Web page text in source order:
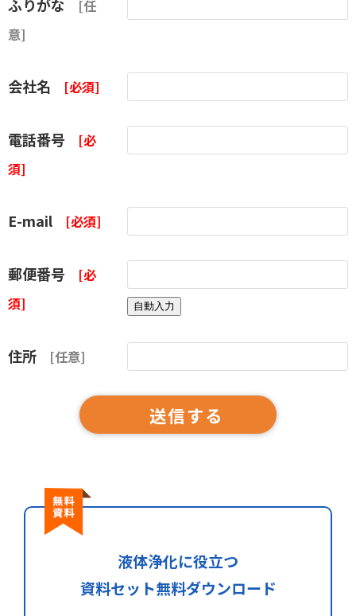
ふりがな [任
意]
会社名 [必須]
電話番号 [必
須]
E-mail [必須]
郵便番号 [必
須]
住所 [任意]
液体浄化に役立つ
資料セット無料ダウンロード